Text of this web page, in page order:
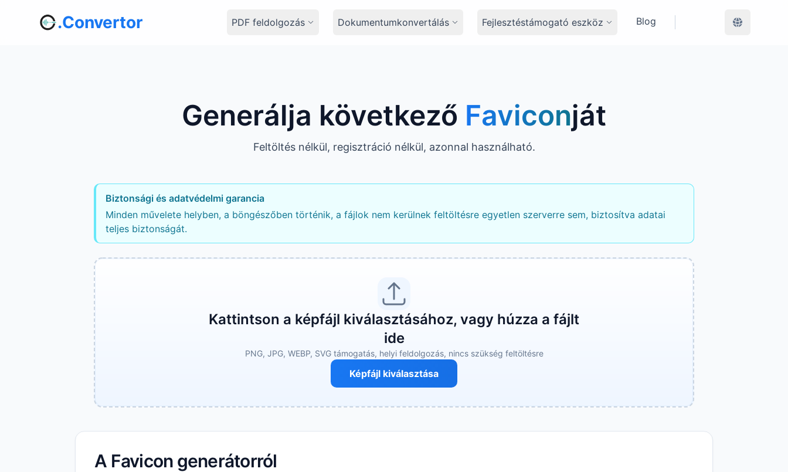
.Convertor PDF feldolgozás Dokumentumkonvertálás Fejlesztéstámogató eszköz Blog
Generálja következő Faviconját
Feltöltés nélkül, regisztráció nélkül, azonnal használható.
Biztonsági és adatvédelmi garancia
Minden művelete helyben, a böngészőben történik, a fájlok nem kerülnek feltöltésre egyetlen szerverre sem, biztosítva adatai
teljes biztonságát.
Kattintson a képfájl kiválasztásához, vagy húzza a fájlt
ide
PNG, JPG, WEBP, SVG támogatás, helyi feldolgozás, nincs szükség feltöltésre
Képfájl kiválasztása
A Favicon generátorról